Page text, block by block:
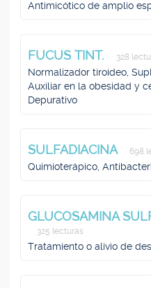
Antimicótico de amplio
FUCUS TINT. 328
Normalizador tiroideo,
Auxiliar en la obesidad y
Depurativo
SULFADIACINA 698
Quimioterápico,
GLUCOSAMINA
325 lecturas
Tratamiento o alivio de